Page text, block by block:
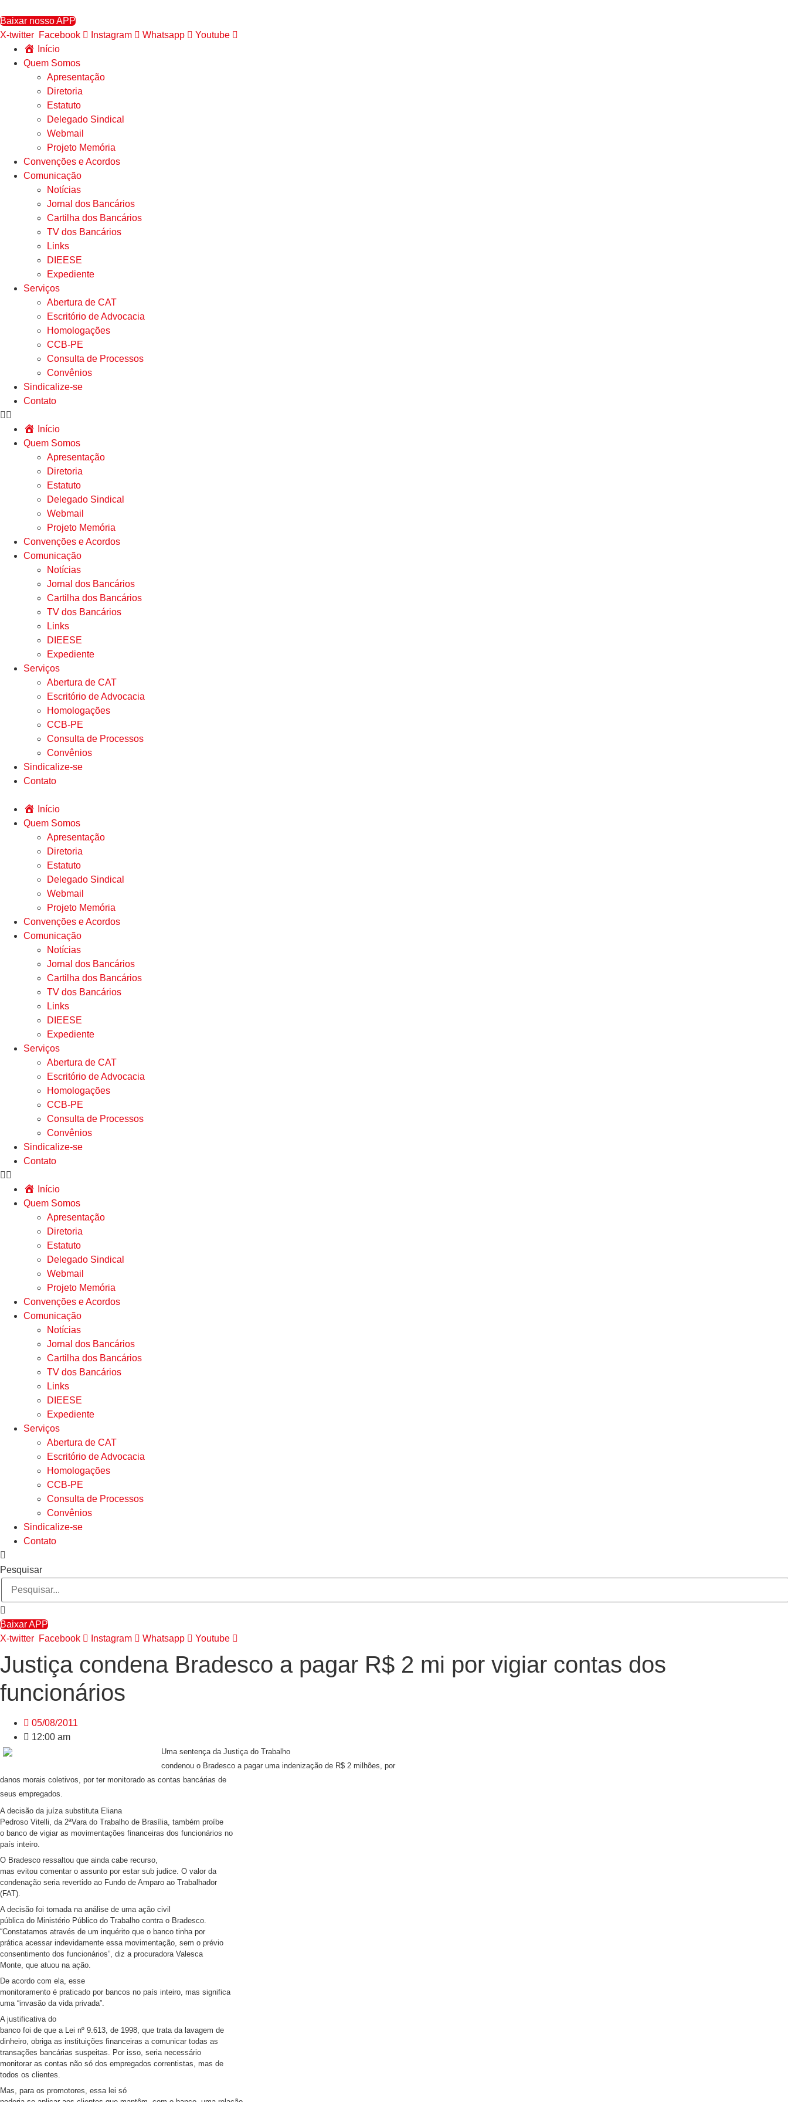
para
o
conteúdo
Baixar nosso APP
X-twitter Facebook Instagram Whatsapp
Youtube
Início
Quem Somos
Apresentação
Diretoria
Estatuto
Delegado Sindical
Webmail
Projeto Memória
Convenções e Acordos
Comunicação
Notícias
Jornal dos Bancários
Cartilha dos Bancários
TV dos Bancários
Links
DIEESE
Expediente
Serviços
Abertura de CAT
Escritório de Advocacia
Homologações
CCB-PE
Consulta de Processos
Convênios
Sindicalize-se
Contato
Início
Quem Somos
Apresentação
Diretoria
Estatuto
Delegado Sindical
Webmail
Projeto Memória
Convenções e Acordos
Comunicação
Notícias
Jornal dos Bancários
Cartilha dos Bancários
TV dos Bancários
Links
DIEESE
Expediente
Serviços
Abertura de CAT
Escritório de Advocacia
Homologações
CCB-PE
Consulta de Processos
Convênios
Sindicalize-se
Contato
Início
Quem Somos
Apresentação
Diretoria
Estatuto
Delegado Sindical
Webmail
Projeto Memória
Convenções e Acordos
Comunicação
Notícias
Jornal dos Bancários
Cartilha dos Bancários
TV dos Bancários
Links
DIEESE
Expediente
Serviços
Abertura de CAT
Escritório de Advocacia
Homologações
CCB-PE
Consulta de Processos
Convênios
Sindicalize-se
Contato
Início
Quem Somos
Apresentação
Diretoria
Estatuto
Delegado Sindical
Webmail
Projeto Memória
Convenções e Acordos
Comunicação
Notícias
Jornal dos Bancários
Cartilha dos Bancários
TV dos Bancários
Links
DIEESE
Expediente
Serviços
Abertura de CAT
Escritório de Advocacia
Homologações
CCB-PE
Consulta de Processos
Convênios
Sindicalize-se
Contato
Pesquisar
Baixar APP
X-twitter Facebook Instagram Whatsapp Youtube
Justiça condena Bradesco a pagar R$ 2 mi por vigiar contas dos
funcionários
05/08/2011
12:00 am
Uma sentença da Justiça do Trabalho
condenou o Bradesco a pagar uma indenização de R$ 2 milhões, por
danos morais coletivos, por ter monitorado as contas bancárias de
seus empregados.
A decisão da juíza substituta Eliana
Pedroso Vitelli, da 2ªVara do Trabalho de Brasília, também proíbe
o banco de vigiar as movimentações financeiras dos funcionários no
país inteiro.
O Bradesco ressaltou que ainda cabe recurso,
mas evitou comentar o assunto por estar sub judice. O valor da
condenação seria revertido ao Fundo de Amparo ao Trabalhador
(FAT).
A decisão foi tomada na análise de uma ação civil
pública do Ministério Público do Trabalho contra o Bradesco.
“Constatamos através de um inquérito que o banco tinha por
prática acessar indevidamente essa movimentação, sem o prévio
consentimento dos funcionários”, diz a procuradora Valesca
Monte, que atuou na ação.
De acordo com ela, esse
monitoramento é praticado por bancos no país inteiro, mas significa
uma “invasão da vida privada”.
A justificativa do
banco foi de que a Lei nº 9.613, de 1998, que trata da lavagem de
dinheiro, obriga as instituições financeiras a comunicar todas as
transações bancárias suspeitas. Por isso, seria necessário
monitorar as contas não só dos empregados correntistas, mas de
todos os clientes.
Mas, para os promotores, essa lei só